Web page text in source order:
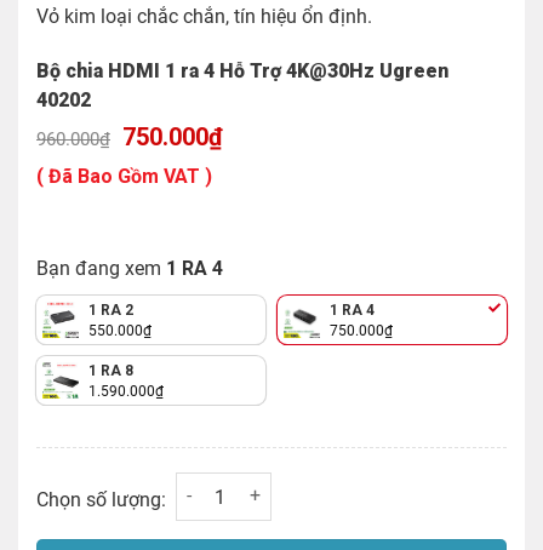
Vỏ kim loại chắc chắn, tín hiệu ổn định.
Bộ chia HDMI 1 ra 4 Hỗ Trợ 4K@30Hz Ugreen
40202
960.000₫
Giá
gốc
là:
960.000₫.
750.000₫Giá
( Đã Bao Gồm VAT )
Bạn đang xem 1 RA 4
1 RA 2
550.000₫
1 RA 4
750.000₫
1 RA 8
1.590.000₫
Bộ chia HDMI 1 ra 4 Hỗ Trợ 4K@30Hz
Chọn số lượng: